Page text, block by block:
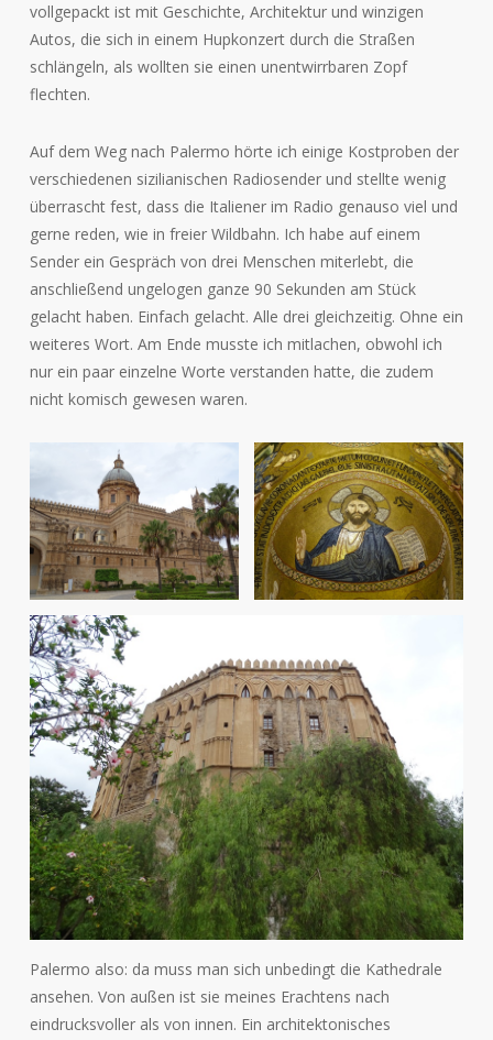
vollgepackt ist mit Geschichte, Architektur und winzigen
Autos, die sich in einem Hupkonzert durch die Straßen
schlängeln, als wollten sie einen unentwirrbaren Zopf
flechten.
Auf dem Weg nach Palermo hörte ich einige Kostproben der
verschiedenen sizilianischen Radiosender und stellte wenig
überrascht fest, dass die Italiener im Radio genauso viel und
gerne reden, wie in freier Wildbahn. Ich habe auf einem
Sender ein Gespräch von drei Menschen miterlebt, die
anschließend ungelogen ganze 90 Sekunden am Stück
gelacht haben. Einfach gelacht. Alle drei gleichzeitig. Ohne ein
weiteres Wort. Am Ende musste ich mitlachen, obwohl ich
nur ein paar einzelne Worte verstanden hatte, die zudem
nicht komisch gewesen waren.
Palermo also: da muss man sich unbedingt die Kathedrale
ansehen. Von außen ist sie meines Erachtens nach
eindrucksvoller als von innen. Ein architektonisches